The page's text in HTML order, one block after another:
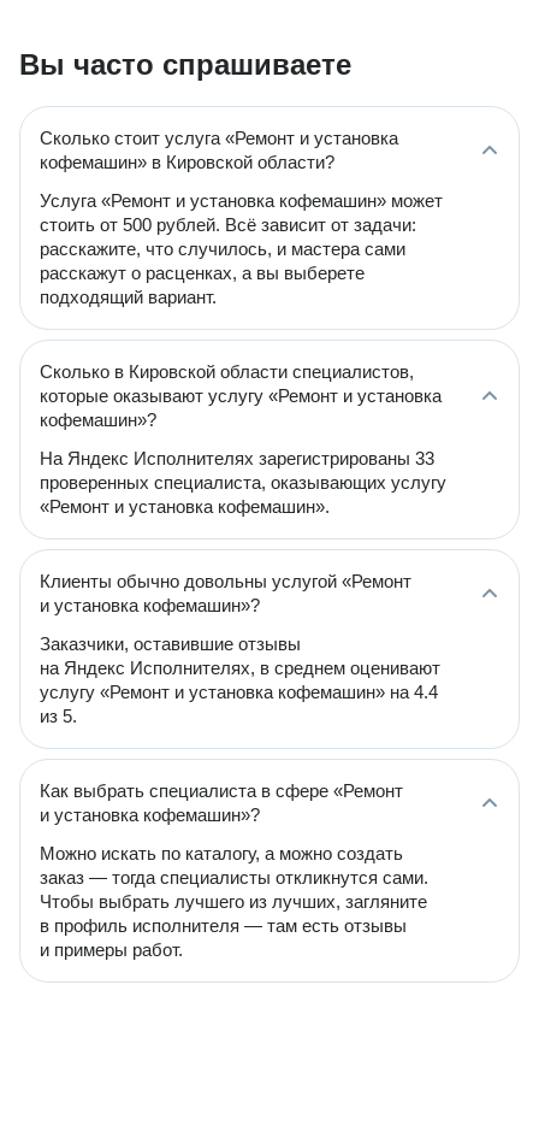
Вы часто спрашиваете
Сколько стоит услуга «Ремонт и установка
кофемашин» в Кировской области?
Услуга «Ремонт и установка кофемашин» может
стоить от 500 рублей. Всё зависит от задачи:
расскажите, что случилось, и мастера сами
расскажут о расценках, а вы выберете
подходящий вариант.
Сколько в Кировской области специалистов,
которые оказывают услугу «Ремонт и установка
кофемашин»?
На Яндекс Исполнителях зарегистрированы 33
проверенных специалиста, оказывающих услугу
«Ремонт и установка кофемашин».
Клиенты обычно довольны услугой «Ремонт
и установка кофемашин»?
Заказчики, оставившие отзывы
на Яндекс Исполнителях, в среднем оценивают
услугу «Ремонт и установка кофемашин» на 4.4
из 5.
Как выбрать специалиста в сфере «Ремонт
и установка кофемашин»?
Можно искать по каталогу, а можно создать
заказ — тогда специалисты откликнутся сами.
Чтобы выбрать лучшего из лучших, загляните
в профиль исполнителя — там есть отзывы
и примеры работ.